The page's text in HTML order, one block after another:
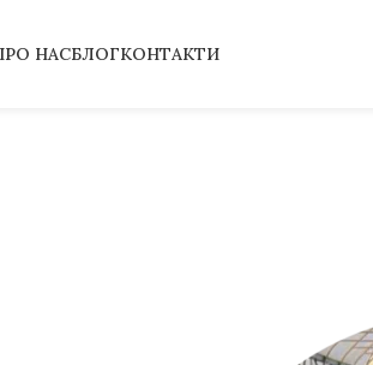
НАСБЛОГКОНТАКТИ